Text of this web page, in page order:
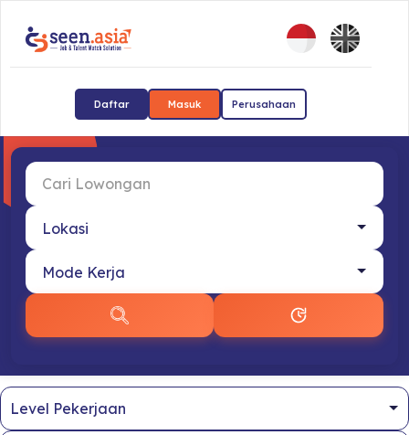
Daftar Masuk Perusahaan